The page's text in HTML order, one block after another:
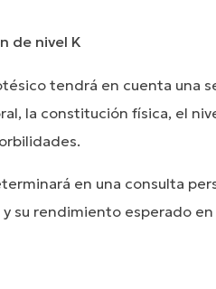
de nivel K
tendrá en cuenta una
la constitución física, el
en una consulta
su rendimiento esperado